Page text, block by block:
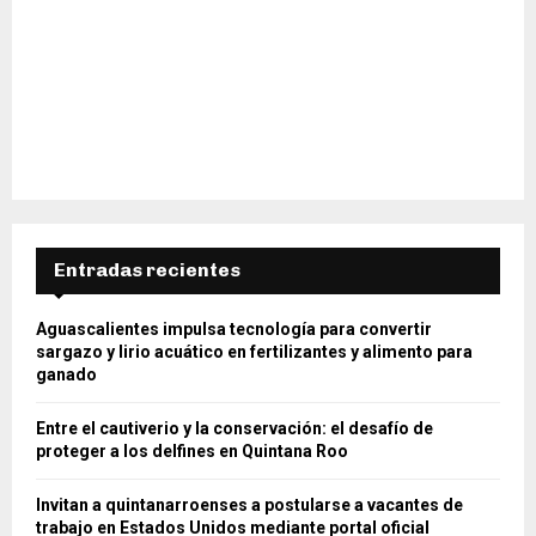
Entradas recientes
Aguascalientes impulsa tecnología para convertir
sargazo y lirio acuático en fertilizantes y alimento para
ganado
Entre el cautiverio y la conservación: el desafío de
proteger a los delfines en Quintana Roo
Invitan a quintanarroenses a postularse a vacantes de
trabajo en Estados Unidos mediante portal oficial